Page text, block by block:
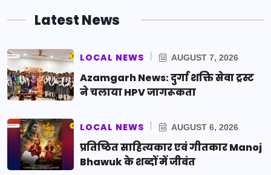
Latest News
LOCAL NEWS AUGUST 7, 2026
Azamgarh News: दुर्गा शक्ति सेवा ट्रस्ट
ने चलाया HPV जागरूकता
LOCAL NEWS AUGUST 6, 2026
प्रतिष्ठित साहित्यकार एवं गीतकार Manoj
Bhawuk के शब्दों में जीवंत